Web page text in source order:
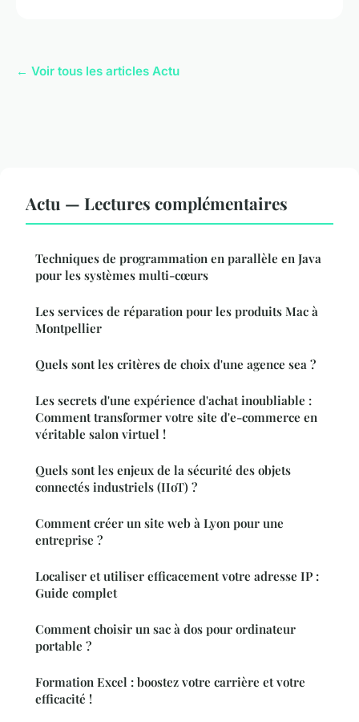
← Voir tous les articles Actu
Actu — Lectures complémentaires
Techniques de programmation en parallèle en Java
pour les systèmes multi-cœurs
Les services de réparation pour les produits Mac à
Montpellier
Quels sont les critères de choix d'une agence sea ?
Les secrets d'une expérience d'achat inoubliable :
Comment transformer votre site d'e-commerce en
véritable salon virtuel !
Quels sont les enjeux de la sécurité des objets
connectés industriels (IIoT) ?
Comment créer un site web à Lyon pour une
entreprise ?
Localiser et utiliser efficacement votre adresse IP :
Guide complet
Comment choisir un sac à dos pour ordinateur
portable ?
Formation Excel : boostez votre carrière et votre
efficacité !